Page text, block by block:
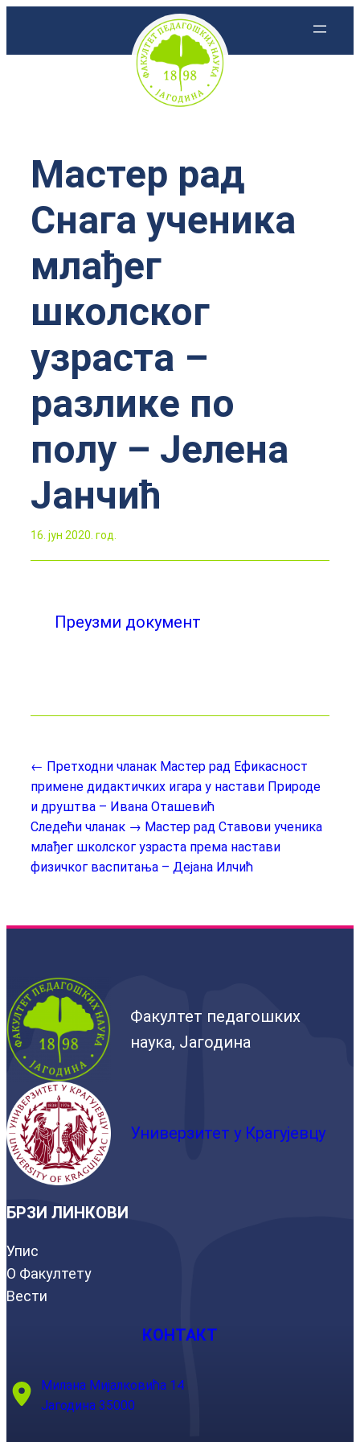
Мастер рад
Снага ученика
млађег
школског
узраста –
разлике по
полу – Јелена
Јанчић
16. јун 2020. год.
Преузми документ
← Претходни чланак Мастер рад Ефикасност
примене дидактичких игара у настави Природе
и друштва – Ивана Оташевић
Следећи чланак → Мастер рад Ставови ученика
млађег школског узраста према настави
физичког васпитања – Дејана Илчић
Факултет педагошких
наука, Јагодина
Универзитет у Крагујевцу
БРЗИ ЛИНКОВИ
Упис
О Факултету
Вести
КОНТАКТ
Милана Мијалковића 14
Јагодина 35000